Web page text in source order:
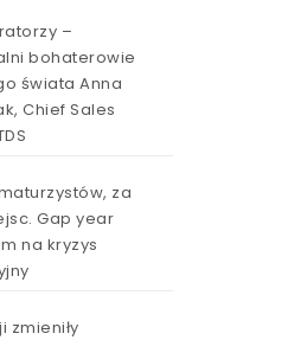
–
bohaterowie
świata Anna
Chief Sales
za
Gap year
na kryzys
zmieniły